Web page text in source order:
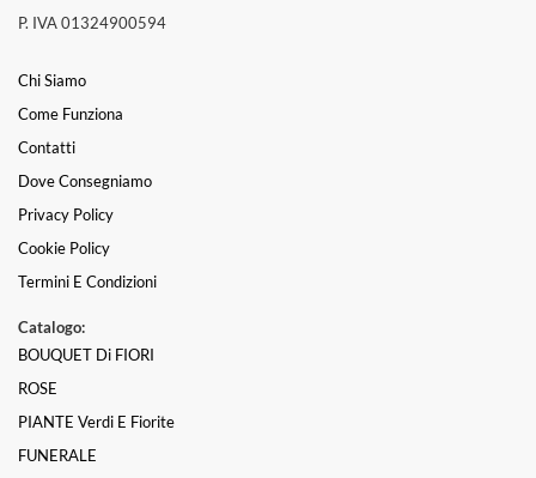
P. IVA 01324900594
Chi Siamo
Come Funziona
Contatti
Dove Consegniamo
Privacy Policy
Cookie Policy
Termini E Condizioni
Catalogo:
BOUQUET Di FIORI
ROSE
PIANTE Verdi E Fiorite
FUNERALE